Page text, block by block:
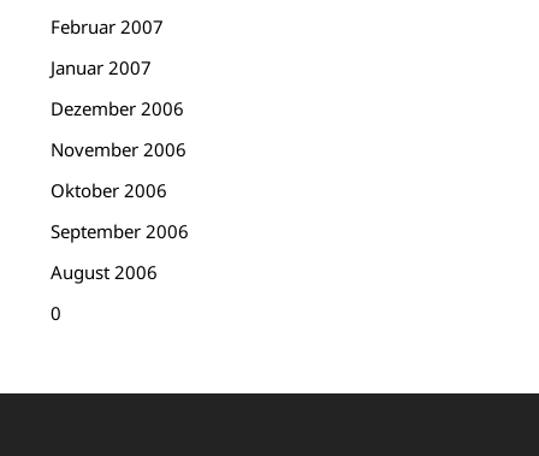
Februar 2007
Januar 2007
Dezember 2006
November 2006
Oktober 2006
September 2006
August 2006
0